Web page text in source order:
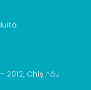
2012, Chișinău